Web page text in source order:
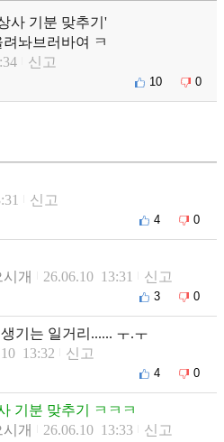
사 기분 맞추기'
놔브러바여 ㅋ
신고
10 0
신고
4 0
개
26.06.10 13:31 신고
3 0
기는 일거리...... ㅜ.ㅜ
13:32 신고
4 0
기분 맞추기 ㅋㅋㅋ
개
26.06.10 13:33 신고